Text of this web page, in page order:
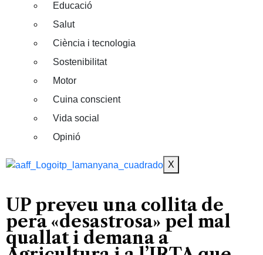
Educació
Salut
Ciència i tecnologia
Sostenibilitat
Motor
Cuina conscient
Vida social
Opinió
X
UP preveu una collita de
pera «desastrosa» pel mal
quallat i demana a